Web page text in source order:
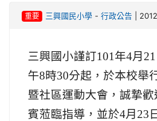
重要 三興國民小學- 行政公告 |
三興國小謹訂101年4月 21
午8時30分起，於本校舉
暨社區運動大會，誠摯歡
賓蒞臨指導，並於4月 23 日